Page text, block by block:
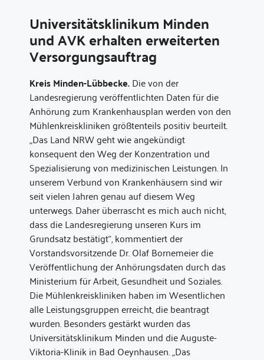
Universitätsklinikum Minden
und AVK erhalten erweiterten
Versorgungsauftrag
Kreis Minden-Lübbecke.Die von der
Landesregierung veröffentlichten Daten für die
Anhörung zum Krankenhausplan werden von den
Mühlenkreiskliniken größtenteils positiv beurteilt.
„Das Land NRW geht wie angekündigt
konsequent den Weg der Konzentration und
Spezialisierung von medizinischen Leistungen. In
unserem Verbund von Krankenhäusern sind wir
seit vielen Jahren genau auf diesem Weg
unterwegs. Daher überrascht es mich auch nicht,
dass die Landesregierung unseren Kurs im
Grundsatz bestätigt“, kommentiert der
Vorstandsvorsitzende Dr. Olaf Bornemeier die
Veröffentlichung der Anhörungsdaten durch das
Ministerium für Arbeit, Gesundheit und Soziales.
Die Mühlenkreiskliniken haben im Wesentlichen
alle Leistungsgruppen erreicht, die beantragt
wurden. Besonders gestärkt wurden das
Universitätsklinikum Minden und die Auguste-
Viktoria-Klinik in Bad Oeynhausen. „Das